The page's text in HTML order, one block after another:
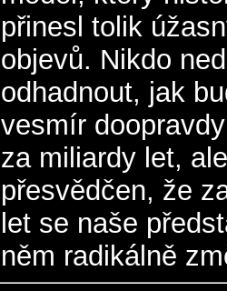
přinesl tolik
objevů. Nikdo
odhadnout, jak
vesmír
za miliardy let,
přesvědčen, že
let se naše
něm radikálně